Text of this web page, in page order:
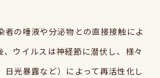
者の唾液や分泌物との直接接触によ
、ウイルスは神経節に潜伏し、様々
日光暴露など）によって再活性化し